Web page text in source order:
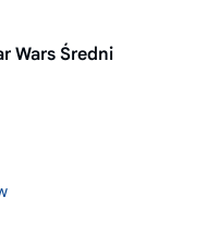
Wars Średni